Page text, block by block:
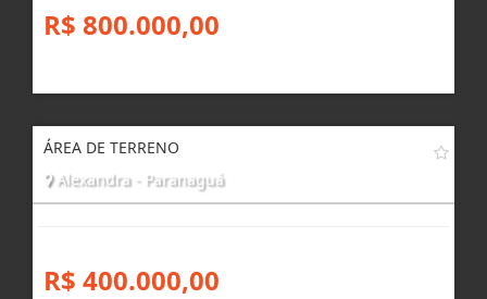
R$ 800.000,00
ÁREA DE TERRENO
Alexandra - Paranaguá
R$ 400.000,00